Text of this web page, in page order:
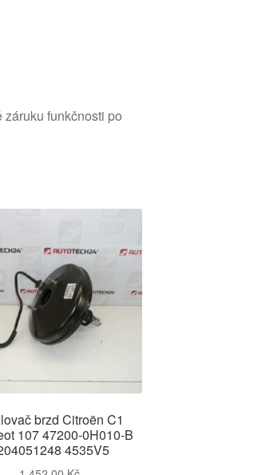
funkčnosti po
brzd Citroën C1
107 47200-0H010-B
4535V5